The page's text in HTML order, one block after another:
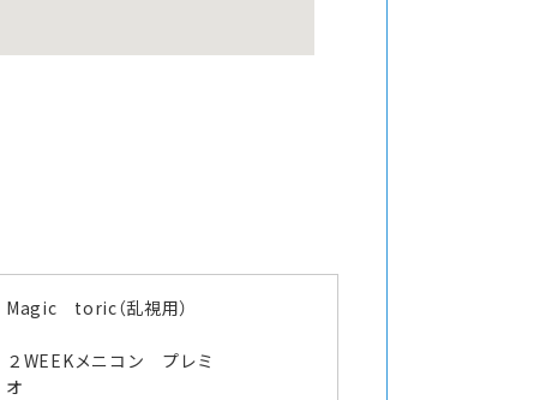
Magic toric（乱視用）
２WEEKメニコン プレミ
オ